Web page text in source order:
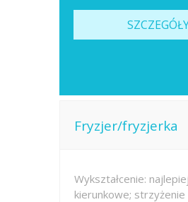
Fryzjer/fryzjerka
Wykształcenie: najlepiej
kierunkowe; strzyżenie